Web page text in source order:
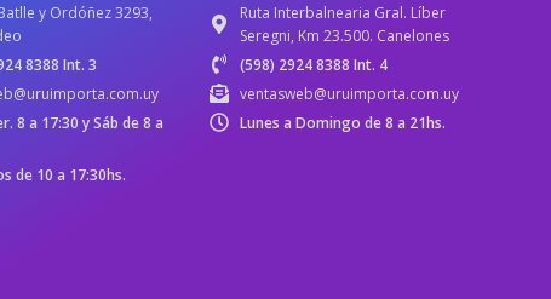
y Ordóñez 3293,
8388 Int. 3
8 a 17:30 y Sáb de 8 a
de 10 a 17:30hs.
Ruta Interbalnearia Gral. Líber
Seregni, Km 23.500. Canelones
(598) 2924 8388 Int. 4
ventasweb@uruimporta.com.uy
Lunes a Domingo de 8 a 21hs.